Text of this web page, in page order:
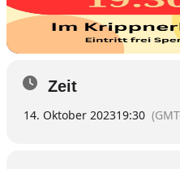
Zeit
14. Oktober 202319:30